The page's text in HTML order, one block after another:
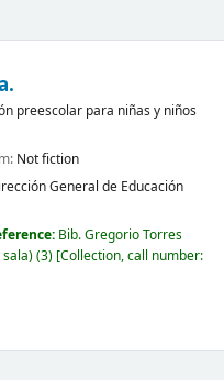
preescolar para niñas y niños
Not fiction
General de Educación
Bib. Gregorio Torres
(3) Collection, call number: